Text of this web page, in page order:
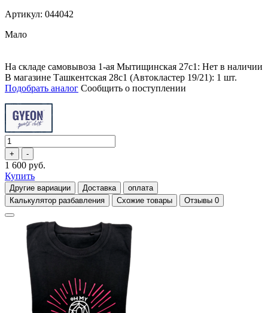
Артикул: 044042
Мало
На складе самовывоза 1-ая Мытищинская 27с1: Нет в наличии
В магазине Ташкентская 28с1 (Автокластер 19/21): 1 шт.
Подобрать аналог Сообщить о поступлении
1 600 руб.
Купить
Другие вариации Доставка
оплата
Калькулятор разбавления
Схожие товары Отзывы 0